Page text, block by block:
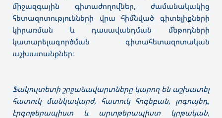
միջազգային գիտաժողովներ, ժամանակակից
հետազոտությունների վրա հիմնված գիտելիքների
կիրառման և դասավանդման մեթոդների
կատարելագործման գիտահետազոտական
աշխատանքներ։
Ֆակուլտետի շրջանավարտները կարող են աշխատել
հատուկ մանկավարժ, հատուկ հոգեբան, լոգոպեդ,
էրգոթերապիստ և արտթերապիստ կրթական,